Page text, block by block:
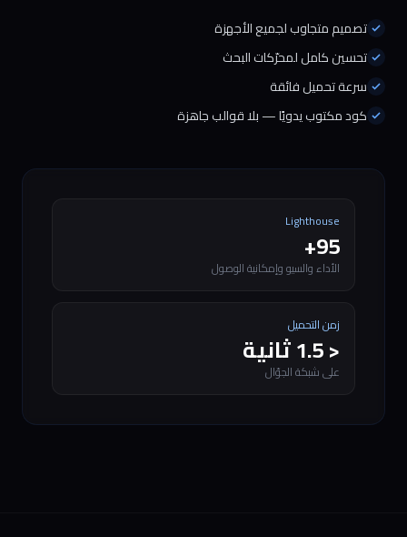
تصميم متجاوب لجميع الأجهزة
تحسين كامل لمحرّكات البحث
سرعة تحميل فائقة
كود مكتوب يدويًا — بلا قوالب جاهزة
Lighthouse
95+
الأداء والسيو وإمكانية الوصول
زمن التحميل
< 1.5 ثانية
على شبكة الجوّال